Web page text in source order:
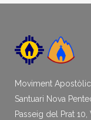
Moviment
Santuari Nova
Passeig del Prat